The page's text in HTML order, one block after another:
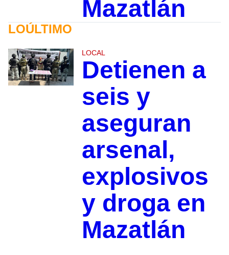
Mazatlán
LOÚLTIMO
LOCAL
Detienen a
seis y
aseguran
arsenal,
explosivos
y droga en
Mazatlán